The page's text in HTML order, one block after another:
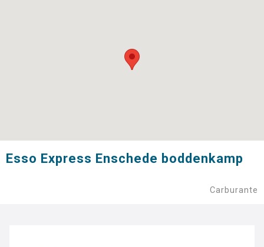
Esso Express Enschede boddenkamp
Carburante